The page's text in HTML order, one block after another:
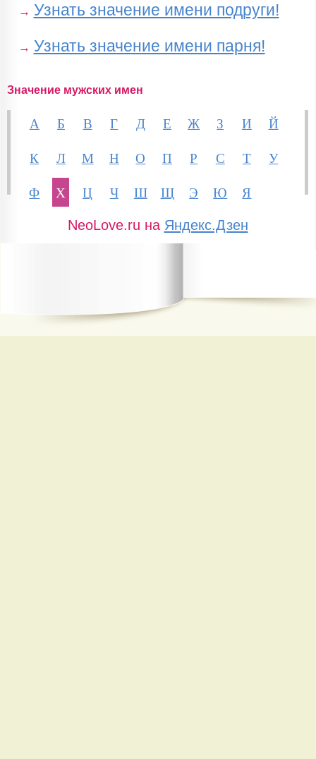
→ Узнать значение имени подруги!
→ Узнать значение имени парня!
Значение мужских имен
А Б В Г Д Е Ж З И
Й
К
Л М Н О П Р С Т
У
Ф
Х Ц Ч Ш Щ Э Ю Я
NeoLove.ru на Яндекс.Дзен